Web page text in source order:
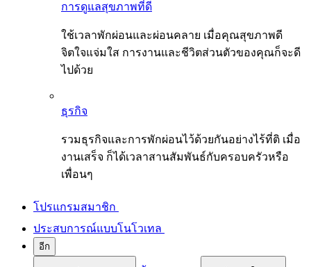
การดูแลสุขภาพที่ดี
ใช้เวลาพักผ่อนและผ่อนคลาย เมื่อคุณสุขภาพดี
จิตใจแจ่มใส การงานและชีวิตส่วนตัวของคุณก็จะดี
ไปด้วย
ธุรกิจ
รวมธุรกิจและการพักผ่อนไว้ด้วยกันอย่างไร้ที่ติ เมื่อ
งานเสร็จ ก็ได้เวลาสานสัมพันธ์กับครอบครัวหรือ
เพื่อนๆ
โปรแกรมสมาชิก
ประสบการณ์แบบโนโวเทล
อีก